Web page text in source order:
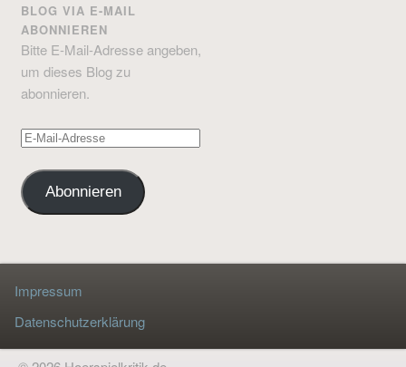
BLOG VIA E-MAIL
ABONNIEREN
Bitte E-Mail-Adresse angeben,
um dieses Blog zu
abonnieren.
E-
Adresse
Abonnieren
Impressum
Datenschutzerklärung